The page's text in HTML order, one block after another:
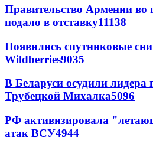
Правительство Армении во
подало в отставку11138
Появились спутниковые
Wildberries9035
В Беларуси осудили
Трубецкой Михалка5096
РФ активизировала
атак ВСУ4944